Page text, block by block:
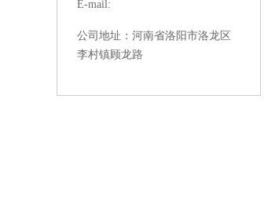
E-mail:
公司地址： 河南省洛阳市洛龙区
李村镇顾龙路